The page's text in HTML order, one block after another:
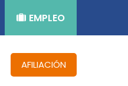
EMPLEO
AFILIACIÓN